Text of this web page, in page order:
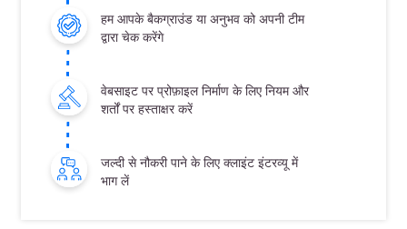
हम आपके बैकग्राउंड या अनुभव को अपनी टीम
द्वारा चेक करेंगे
वेबसाइट पर प्रोफ़ाइल निर्माण के लिए नियम और
शर्तों पर हस्ताक्षर करें
जल्दी से नौकरी पाने के लिए क्लाइंट इंटरव्यू में
भाग लें